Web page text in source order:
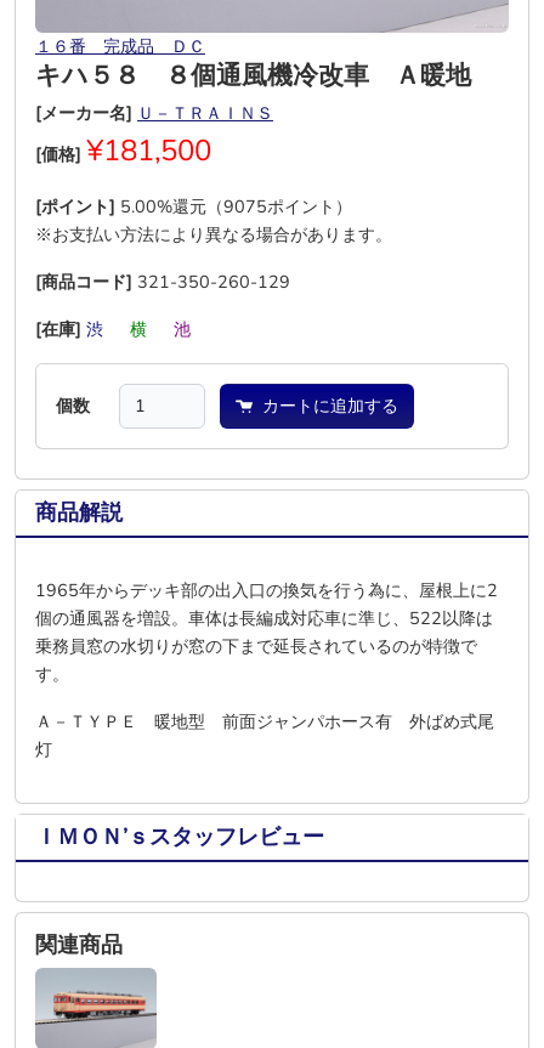
１６番 完成品 ＤＣ
キハ５８ ８個通風機冷改車 Ａ暖地
[メーカー名] Ｕ－ＴＲＡＩＮＳ
[価格] ¥181,500
[ポイント] 5.00%還元（9075ポイント）
※お支払い方法により異なる場合があります。
[商品コード] 321-350-260-129
[在庫] 渋 横 池
個数 カートに追加する
商品解説
1965年からデッキ部の出入口の換気を行う為に、屋根上に2
個の通風器を増設。車体は長編成対応車に準じ、522以降は
乗務員窓の水切りが窓の下まで延長されているのが特徴で
す。
Ａ－ＴＹＰＥ 暖地型 前面ジャンパホース有 外ばめ式尾
灯
ＩＭＯＮ’ｓスタッフレビュー
関連商品